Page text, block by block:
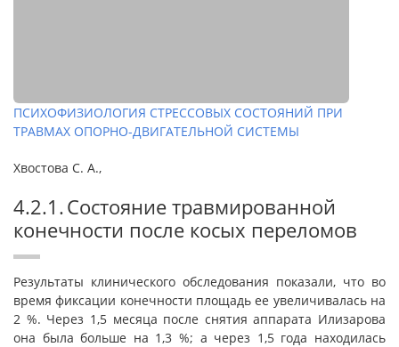
ПСИХОФИЗИОЛОГИЯ СТРЕССОВЫХ СОСТОЯНИЙ ПРИ
ТРАВМАХ ОПОРНО-ДВИГАТЕЛЬНОЙ СИСТЕМЫ
Хвостова С. А.,
4.2.1. Состояние травмированной
конечности после косых переломов
Результаты клинического обследования показали, что во
время фиксации конечности площадь ее увеличивалась на
2 %. Через 1,5 месяца после снятия аппарата Илизарова
она была больше на 1,3 %; а через 1,5 года находилась